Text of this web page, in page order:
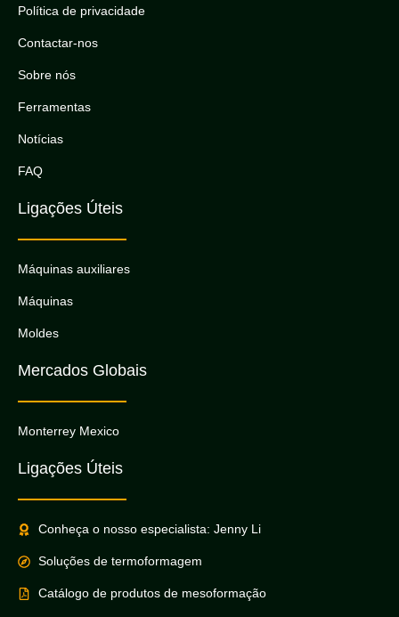
Política de privacidade
Contactar-nos
Sobre nós
Ferramentas
Notícias
FAQ
Ligações Úteis
Máquinas auxiliares
Máquinas
Moldes
Mercados Globais
Monterrey Mexico
Ligações Úteis
Conheça o nosso especialista: Jenny Li
Soluções de termoformagem
Catálogo de produtos de mesoformação